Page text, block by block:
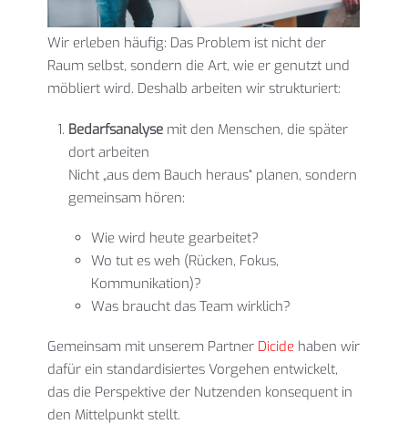
Wir erleben häufig: Das Problem ist nicht der
Raum selbst, sondern die Art, wie er genutzt und
möbliert wird. Deshalb arbeiten wir strukturiert:
Bedarfsanalyse mit den Menschen, die später
dort arbeiten
Nicht „aus dem Bauch heraus“ planen, sondern
gemeinsam hören:
Wie wird heute gearbeitet?
Wo tut es weh (Rücken, Fokus,
Kommunikation)?
Was braucht das Team wirklich?
Gemeinsam mit unserem Partner Dicidehaben wir
dafür ein standardisiertes Vorgehen entwickelt,
das die Perspektive der Nutzenden konsequent in
den Mittelpunkt stellt.